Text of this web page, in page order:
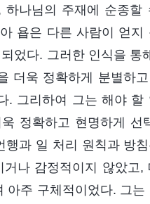
하나님의 주재에 순종할
욥은 다른 사람이 얻지
었다. 그러한 인식을 통
더욱 정확하게 분별하
. 그리하여 그는 해야 할
정확하고 현명하게 선
행과 일 처리 원칙과 방
거나 감정적이지 않았고,
아주 구체적이었다. 그는